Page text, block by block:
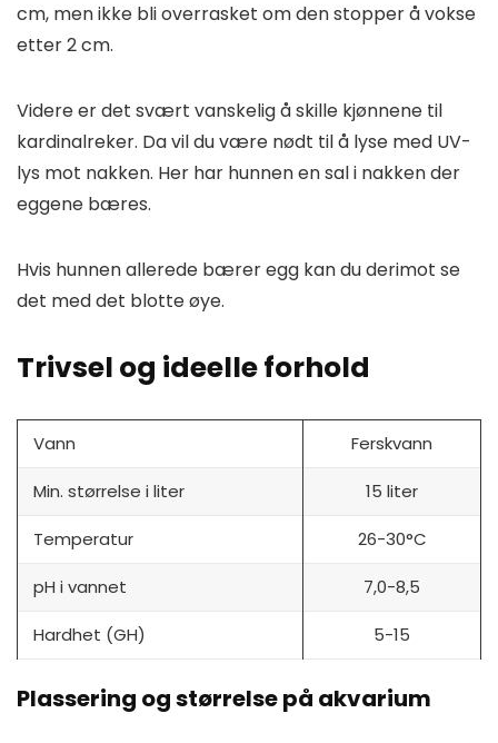
cm, men ikke bli overrasket om den stopper å vokse
etter 2 cm.
Videre er det svært vanskelig å skille kjønnene til
kardinalreker. Da vil du være nødt til å lyse med UV-
lys mot nakken. Her har hunnen en sal i nakken der
eggene bæres.
Hvis hunnen allerede bærer egg kan du derimot se
det med det blotte øye.
Trivsel og ideelle forhold
Vann Ferskvann
Min. størrelse i liter 15 liter
Temperatur 26-30°C
pH i vannet 7,0-8,5
Hardhet (GH) 5-15
Plassering og størrelse på akvarium